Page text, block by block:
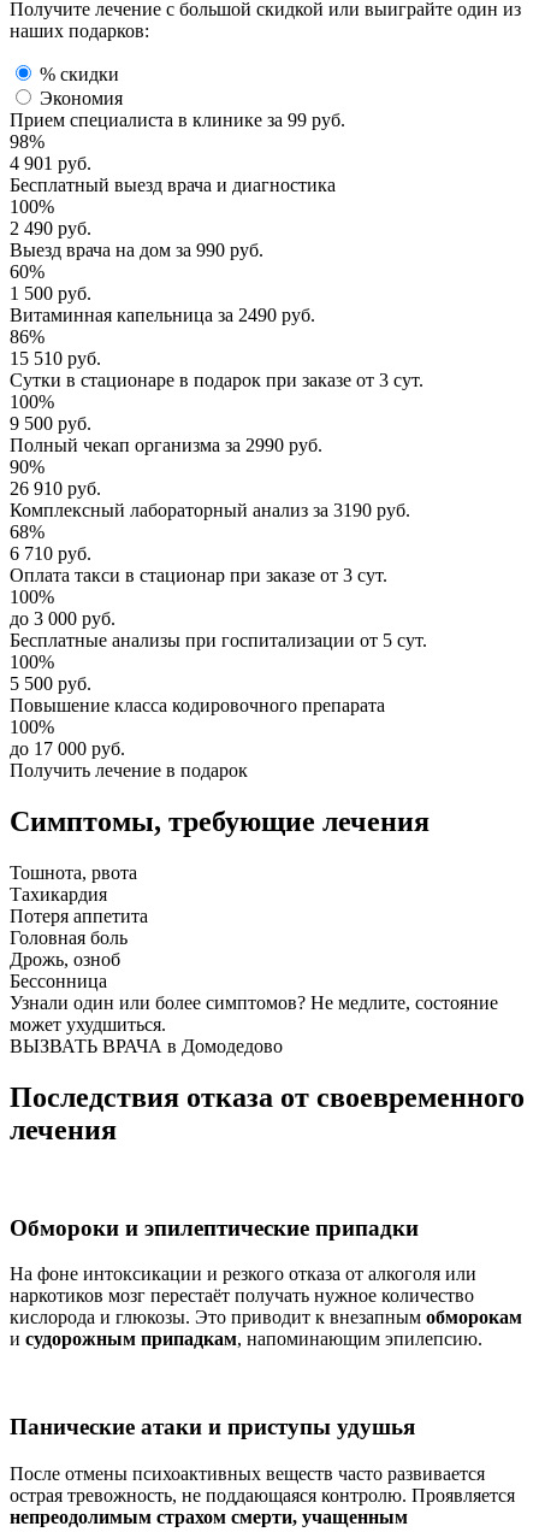
Получите лечение с большой скидкой или выиграйте один из
наших подарков:
% скидки
Экономия
Прием специалиста в клинике за 99 руб.
98%
4 901 руб.
Бесплатный выезд врача и диагностика
100%
2 490 руб.
Выезд врача на дом за 990 руб.
60%
1 500 руб.
Витаминная капельница за 2490 руб.
86%
15 510 руб.
Сутки в стационаре в подарок при заказе от 3 сут.
100%
9 500 руб.
Полный чекап организма за 2990 руб.
90%
26 910 руб.
Комплексный лабораторный анализ за 3190 руб.
68%
6 710 руб.
Оплата такси в стационар при заказе от 3 сут.
100%
до 3 000 руб.
Бесплатные анализы при госпитализации от 5 сут.
100%
5 500 руб.
Повышение класса кодировочного препарата
100%
до 17 000 руб.
Получить лечение в подарок
Симптомы, требующие лечения
Тошнота, рвота
Тахикардия
Потеря аппетита
Головная боль
Дрожь, озноб
Бессонница
Узнали один или более симптомов? Не медлите, состояние
может ухудшиться.
ВЫЗВАТЬ ВРАЧА в Домодедово
Последствия отказа от своевременного
лечения
Обмороки и эпилептические припадки
На фоне интоксикации и резкого отказа от алкоголя или
наркотиков мозг перестаёт получать нужное количество
кислорода и глюкозы. Это приводит к внезапным обморокам
и судорожным припадкам, напоминающим эпилепсию.
Панические атаки и приступы удушья
После отмены психоактивных веществ часто развивается
острая тревожность, не поддающаяся контролю. Проявляется
непреодолимым страхом смерти, учащенным